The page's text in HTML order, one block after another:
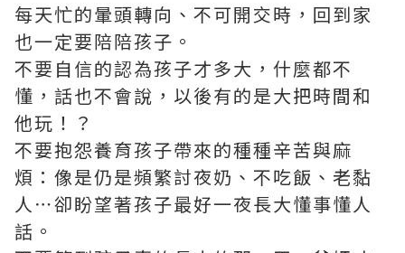
每天忙的暈頭轉向、不可開交時，回到家
也一定要陪陪孩子。
不要自信的認為孩子才多大，什麼都不
懂，話也不會說，以後有的是大把時間和
他玩！？
不要抱怨養育孩子帶來的種種辛苦與麻
煩：像是仍是頻繁討夜奶、不吃飯、老黏
人⋯卻盼望著孩子最好一夜長大懂事懂人
話。